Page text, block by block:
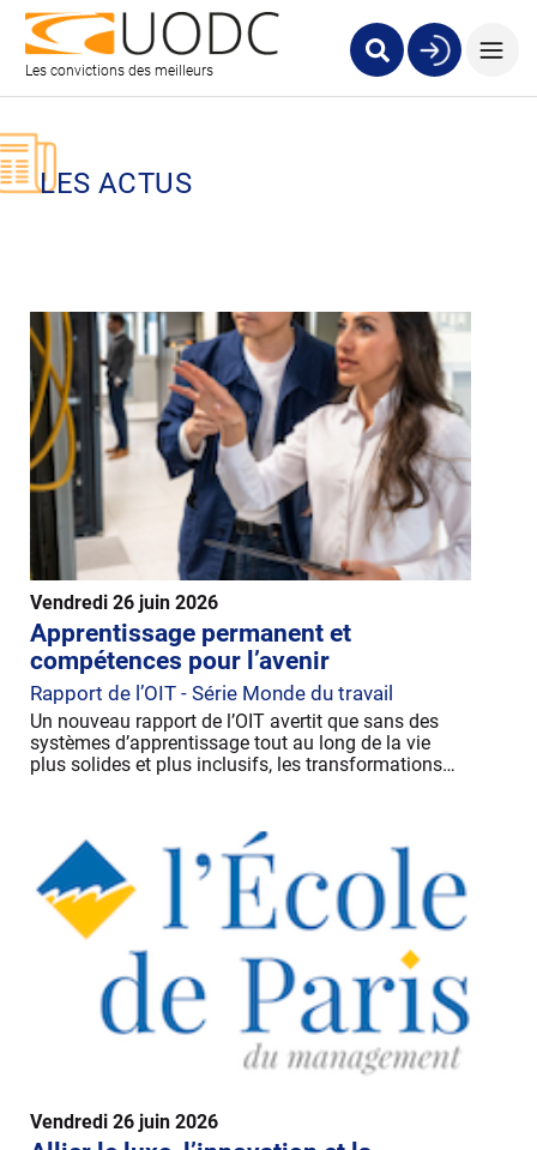
Les convictions des meilleurs
LES ACTUS
Vendredi 26 juin 2026
Apprentissage permanent et
compétences pour l’avenir
Rapport de l’OIT - Série Monde du travail
Un nouveau rapport de l’OIT avertit que sans des
systèmes d’apprentissage tout au long de la vie
plus solides et plus inclusifs, les transformations…
Vendredi 26 juin 2026